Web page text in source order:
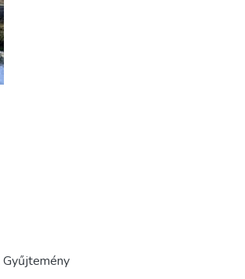
Gyűjtemény